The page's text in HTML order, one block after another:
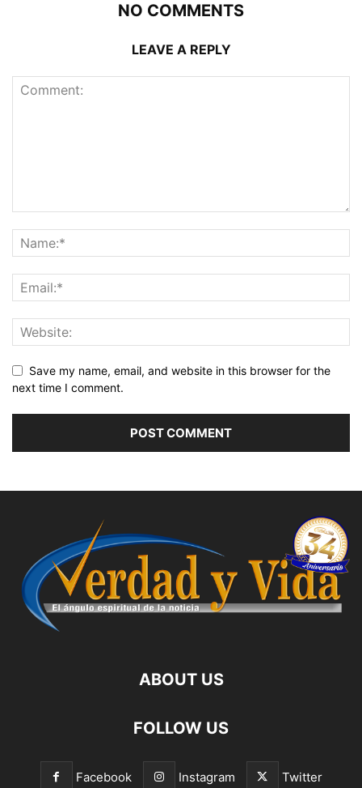
NO COMMENTS
LEAVE A REPLY
Save my name, email, and website in this browser for the
next time I comment.
ABOUT US
FOLLOW US
Facebook Instagram Twitter